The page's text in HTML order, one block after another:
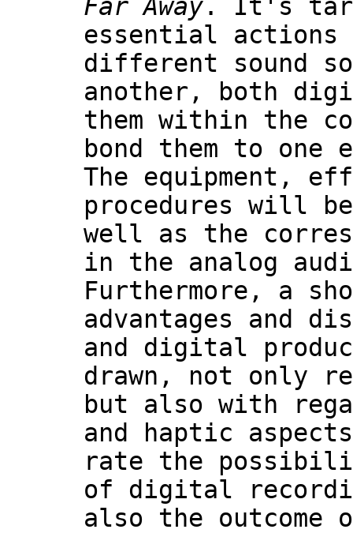
Far Away. It's
essential actions
different sound
another, both
them within the
bond them to one
The equipment,
procedures will
well as the
in the analog
Furthermore, a
advantages and
and digital
drawn, not only
but also with
and haptic
rate the
of digital
also the outcome